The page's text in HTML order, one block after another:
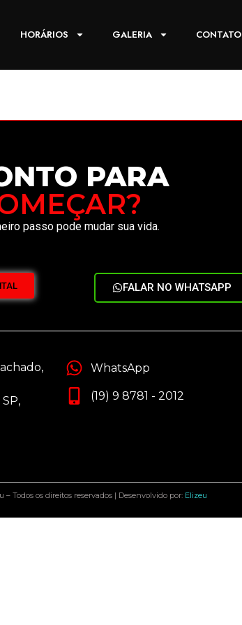
HORÁRIOS GALERIA CONTATO
PARA
passo pode mudar sua vida.
FALAR NO WHATSAPP
WhatsApp
(19) 9 8781 - 2012
– Todos os direitos reservados | Desenvolvido por: Elizeu